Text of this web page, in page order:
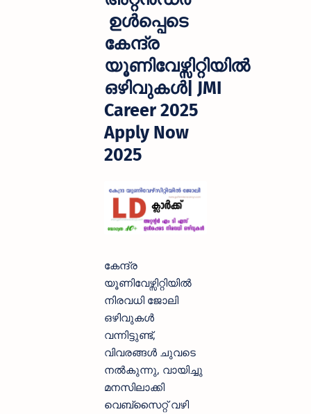
ഉൾപ്പെടെ
കേന്ദ്ര
യൂണിവേഴ്സിറ്റിയിൽ
ഒഴിവുകൾ| JMI
Career 2025
Apply Now
2025
കേന്ദ്ര
യൂണിവേഴ്സിറ്റിയിൽ
നിരവധി ജോലി
ഒഴിവുകൾ
വന്നിട്ടുണ്ട്,
വിവരങ്ങൾ ചുവടെ
നൽകുന്നു, വായിച്ചു
മനസിലാക്കി
വെബ്സൈറ്റ് വഴി